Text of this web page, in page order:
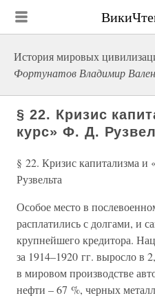
История мировых
Фортунатов Владимир
§ 22. Кризис
курс» Ф. Д.
§ 22. Кризис капитализма
Рузвельта
Особое место в
расплатились с долгами, и
крупнейшего кредитора.
за 1914–1920 гг. выросло в
в мировом производстве
нефти – 67 %, черных